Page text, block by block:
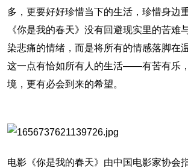
多，更要好好珍惜当下的生活，珍惜身边
《你是我的春天》没有回避现实里的苦难
染悲痛的情绪，而是将所有的情感落脚在
这一点有恰如所有人的生活——有苦有乐
境，更有必会到来的希望。
电影《你是我的春天》由中国电影家协会